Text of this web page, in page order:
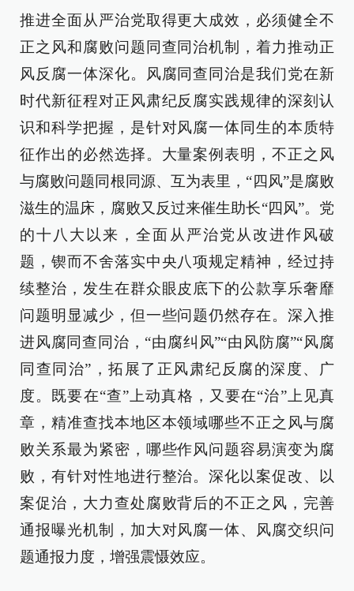
推进全面从严治党取得更大成效，必须健全不
正之风和腐败问题同查同治机制，着力推动正
风反腐一体深化。风腐同查同治是我们党在新
时代新征程对正风肃纪反腐实践规律的深刻认
识和科学把握，是针对风腐一体同生的本质特
征作出的必然选择。大量案例表明，不正之风
与腐败问题同根同源、互为表里，“四风”是腐败
滋生的温床，腐败又反过来催生助长“四风”。党
的十八大以来，全面从严治党从改进作风破
题，锲而不舍落实中央八项规定精神，经过持
续整治，发生在群众眼皮底下的公款享乐奢靡
问题明显减少，但一些问题仍然存在。深入推
进风腐同查同治，“由腐纠风”“由风防腐”“风腐
同查同治”，拓展了正风肃纪反腐的深度、广
度。既要在“查”上动真格，又要在“治”上见真
章，精准查找本地区本领域哪些不正之风与腐
败关系最为紧密，哪些作风问题容易演变为腐
败，有针对性地进行整治。深化以案促改、以
案促治，大力查处腐败背后的不正之风，完善
通报曝光机制，加大对风腐一体、风腐交织问
题通报力度，增强震慑效应。